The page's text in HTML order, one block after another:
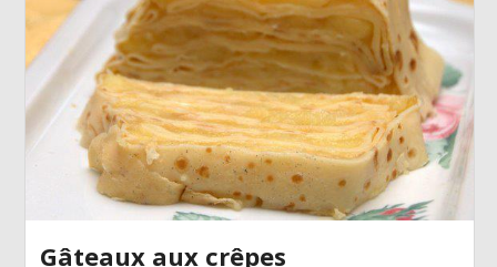
Gâteaux aux crêpes